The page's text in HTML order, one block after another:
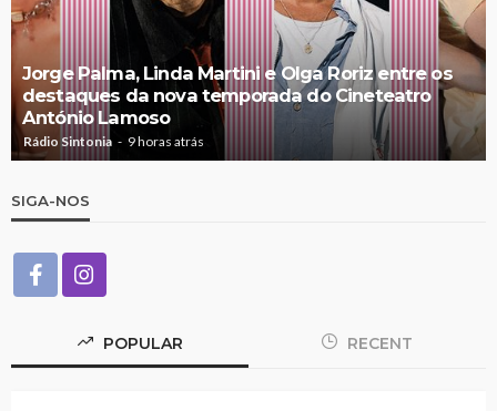
Jorge Palma, Linda Martini e Olga Roriz entre os
destaques da nova temporada do Cineteatro
António Lamoso
Rádio Sintonia 9 horas atrás
SIGA-NOS
POPULAR RECENT